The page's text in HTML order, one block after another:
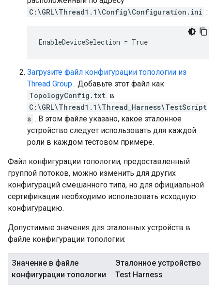
C:\GRL\Thread1.1\Config\Configuration.ini :
EnableDeviceSelection = True
Загрузите файл конфигурации топологии из
Thread Group . Добавьте этот файл как
TopologyConfig.txt в
C:\GRL\Thread1.1\Thread_Harness\TestScript
s . В этом файле указано, какое эталонное
устройство следует использовать для каждой
роли в каждом тестовом примере.
Файл конфигурации топологии, предоставленный
группой потоков, можно изменить для других
конфигураций смешанного типа, но для официальной
сертификации необходимо использовать исходную
конфигурацию.
Допустимые значения для эталонных устройств в
файле конфигурации топологии:
Значение в файле
конфигурации топологии
Эталонное устройство
Test Harness